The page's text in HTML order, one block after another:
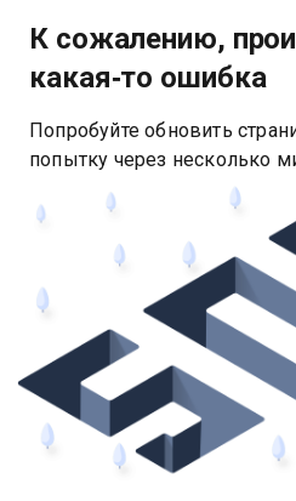
К сожалению,
какая‑то ошибка
Попробуйте обновить
попытку через несколько